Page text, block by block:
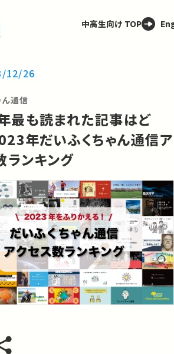
中高生向け TOP
12/26
ん通信
最も読まれた記事はど
年だいふくちゃん通信ア
ランキング